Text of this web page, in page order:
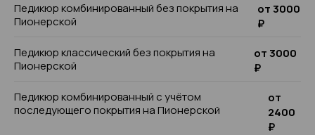
Педикюр комбинированный без покрытия на
Пионерской
от 3000
₽
Педикюр классический без покрытия на
Пионерской
от 3000
₽
Педикюр комбинированный с учётом
последующего покрытия на Пионерской
от
2400
₽